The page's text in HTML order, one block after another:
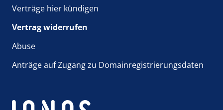
Verträge hier kündigen
Vertrag widerrufen
Abuse
Anträge auf Zugang zu Domainregistrierungsdaten